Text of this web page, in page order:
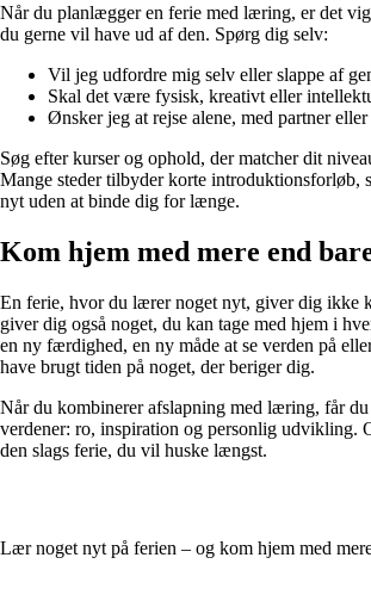
Når du planlægger en ferie med læring, er det
du gerne vil have ud af den. Spørg dig selv:
Vil jeg udfordre mig selv eller slappe af
Skal det være fysisk, kreativt eller
Ønsker jeg at rejse alene, med partner
Søg efter kurser og ophold, der matcher dit
Mange steder tilbyder korte introduktionsforløb,
nyt uden at binde dig for længe.
Kom hjem med mere end
En ferie, hvor du lærer noget nyt, giver dig ikke
giver dig også noget, du kan tage med hjem i
en ny færdighed, en ny måde at se verden på
have brugt tiden på noget, der beriger dig.
Når du kombinerer afslapning med læring, får du
verdener: ro, inspiration og personlig udvikling.
den slags ferie, du vil huske længst.
Lær noget nyt på ferien – og kom hjem med